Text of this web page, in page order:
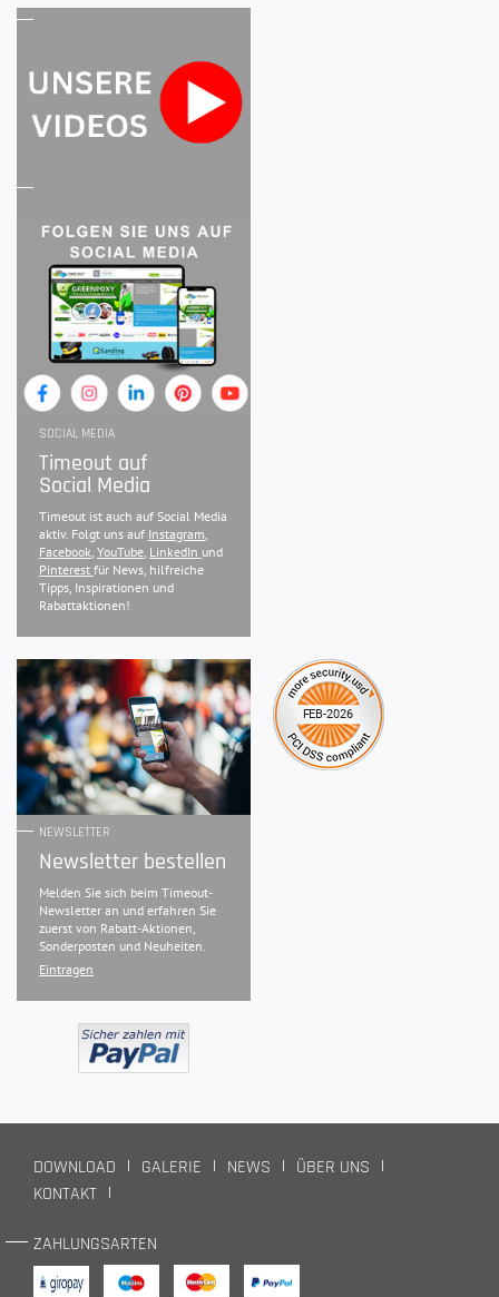
SOCIAL MEDIA
Timeout auf
Social Media
Timeout ist auch auf Social Media
aktiv. Folgt uns auf Instagram
Facebook YouTube LinkedIn und
Pinterest für News, hilfreiche
Tipps, Inspirationen und
Rabattaktionen!
NEWSLETTER
Newsletter bestellen
Melden Sie sich beim Timeout-
Newsletter an und erfahren Sie
zuerst von Rabatt-Aktionen,
Sonderposten und Neuheiten.
Eintragen
DOWNLOAD GALERIE NEWS
ÜBER UNS
KONTAKT
ZAHLUNGSARTEN